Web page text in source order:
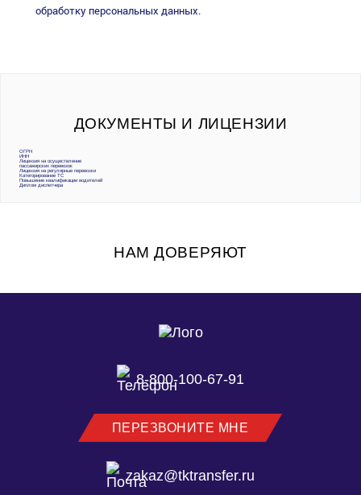
обработку персональных данных.
ДОКУМЕНТЫ И ЛИЦЕНЗИИ
ОГРН
ИНН
Лицензия на осуществление
пассажирских перевозок
Лицензия на регулярные перевозки
Категорирование ТС
Повышение квалификации водителей
Диплом диспетчера
НАМ ДОВЕРЯЮТ
8-800-100-67-91
ПЕРЕЗВОНИТЕ МНЕ
zakaz@tktransfer.ru